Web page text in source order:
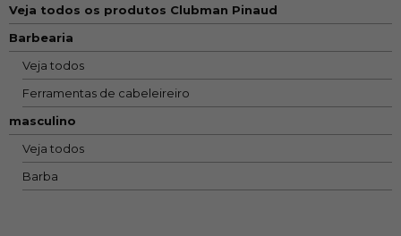
Veja todos os produtos Clubman Pinaud
Barbearia
Veja todos
Ferramentas de cabeleireiro
masculino
Veja todos
Barba